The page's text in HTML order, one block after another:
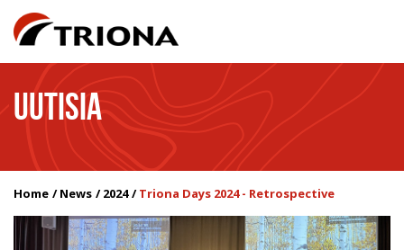
UUTISIA
Home News 2024 Triona Days 2024 - Retrospective